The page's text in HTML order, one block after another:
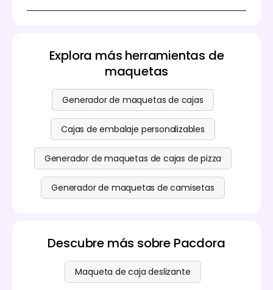
Enlaces compartibles para colaboración en
equipo.
Simplemente elige el formato que mejor se adapte
página de precios
para obtener más información.
Explora más herramientas de
maquetas
Generador de maquetas de cajas
Cajas de embalaje personalizables
Generador de maquetas de cajas de pizza
Generador de maquetas de camisetas
Descubre más sobre Pacdora
Maqueta de caja deslizante